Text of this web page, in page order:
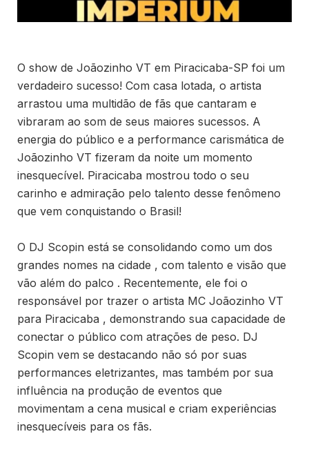
O show de Joãozinho VT em Piracicaba-SP foi um
verdadeiro sucesso! Com casa lotada, o artista
arrastou uma multidão de fãs que cantaram e
vibraram ao som de seus maiores sucessos. A
energia do público e a performance carismática de
Joãozinho VT fizeram da noite um momento
inesquecível. Piracicaba mostrou todo o seu
carinho e admiração pelo talento desse fenômeno
que vem conquistando o Brasil!
O DJ Scopin está se consolidando como um dos
grandes nomes na cidade , com talento e visão que
vão além do palco . Recentemente, ele foi o
responsável por trazer o artista MC Joãozinho VT
para Piracicaba , demonstrando sua capacidade de
conectar o público com atrações de peso. DJ
Scopin vem se destacando não só por suas
performances eletrizantes, mas também por sua
influência na produção de eventos que
movimentam a cena musical e criam experiências
inesquecíveis para os fãs.